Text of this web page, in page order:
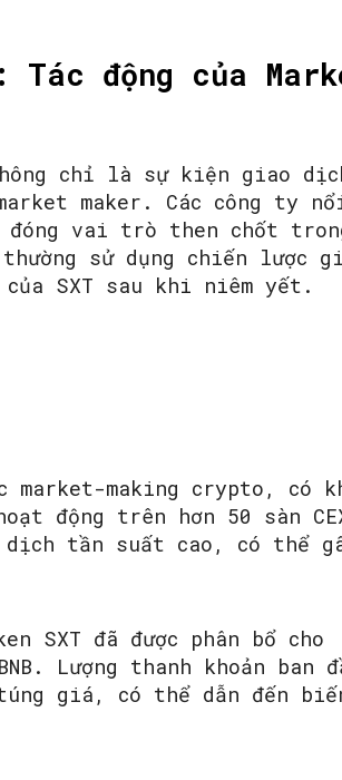
Tác động của
chỉ là sự kiện giao
maker. Các công ty
đóng vai trò then chốt
thường sử dụng chiến lược
SXT sau khi niêm yết.
making crypto, có
động trên hơn 50 sàn
dịch tần suất cao, có thể
SXT đã được phân bổ cho
Lượng thanh khoản ban
giá, có thể dẫn đến